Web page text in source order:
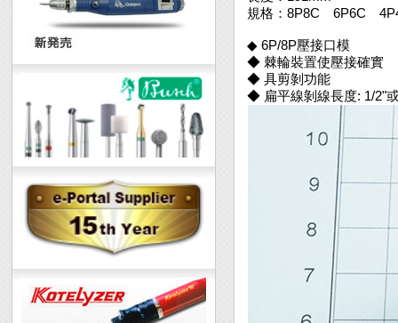
規格：8P8C 6P6C
◆ 6P/8P壓接口模
◆ 棘輪裝置使壓接確實
◆ 具剪剝功能
◆ 扁平線剝線長度: 1/2"